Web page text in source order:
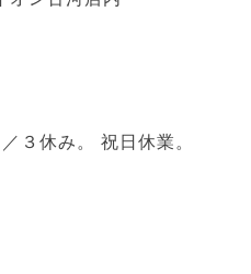
３休み。 祝日休業。